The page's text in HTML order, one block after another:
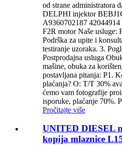
od strane administratora
DELPHI injektor
A9360702187
F2R motor Naše usluge:
Podrška za upite i
testiranje uzoraka. 3.
Postprodajna usluga
mašine, obuka za
postavljana pitanja: P1.
plaćanja? O: T/T 30%
ćemo vam fotografije
isporuke, plaćanje 70%.
Pročitajte više
UNITED DIESEL
kopija mlaznice